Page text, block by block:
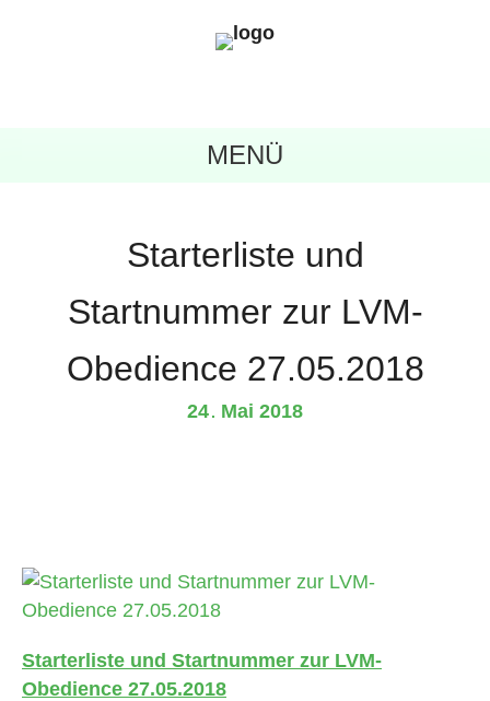
MENÜ
Starterliste und
Startnummer zur LVM-
Obedience 27.05.2018
24. Mai 2018
Starterliste und Startnummer zur LVM-
Obedience 27.05.2018